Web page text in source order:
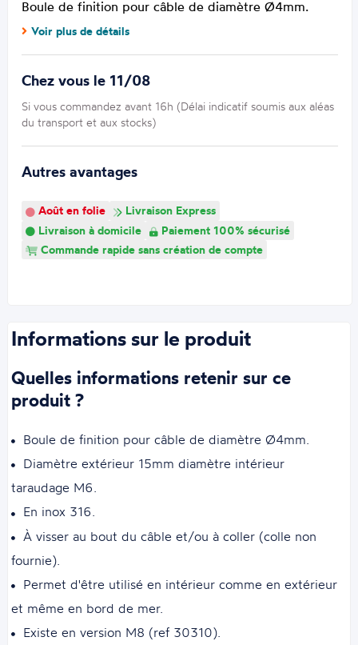
Boule de finition pour câble de diamètre Ø4mm.
Voir plus de détails
Chez vous le 11/08
Si vous commandez avant 16h (Délai indicatif soumis aux aléas
du transport et aux stocks)
Autres avantages
Août en folie
Livraison Express
Livraison à domicile
Paiement 100% sécurisé
Commande rapide sans création de compte
Informations sur le produit
Quelles informations retenir sur ce
produit ?
Boule de finition pour câble de diamètre Ø4mm.
Diamètre extérieur 15mm diamètre intérieur
taraudage M6.
En inox 316.
À visser au bout du câble et/ou à coller (colle non
fournie).
Permet d'être utilisé en intérieur comme en extérieur
et même en bord de mer.
Existe en version M8 (ref 30310).